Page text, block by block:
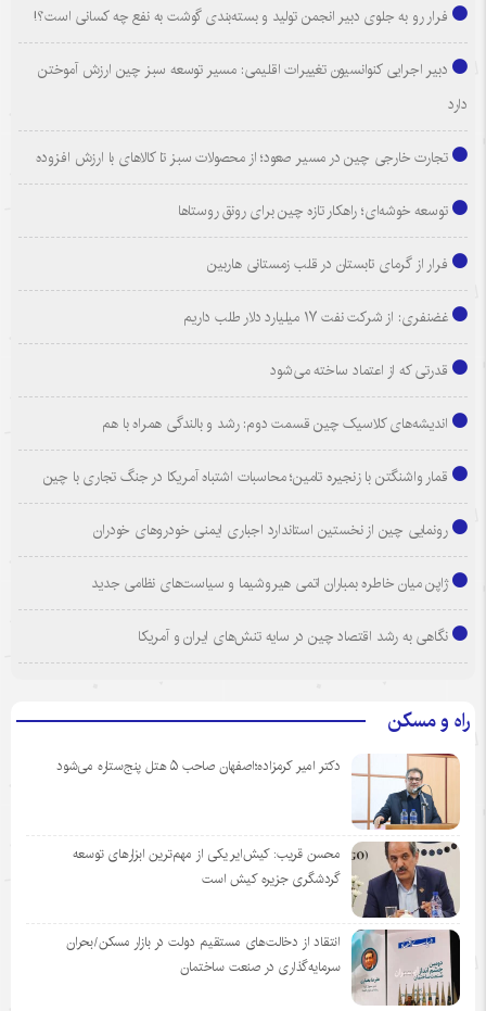
فرار رو به جلوی دبیر انجمن تولید و بسته‌بندی گوشت به نفع چه کسانی است؟!
دبیر اجرایی کنوانسیون تغییرات اقلیمی: مسیر توسعه سبز چین ارزش آموختن
دارد
تجارت خارجی چین در مسیر صعود؛ از محصولات سبز تا کالاهای با ارزش افزوده
توسعه خوشه‌ای؛ راهکار تازه چین برای رونق روستاها
فرار از گرمای تابستان در قلب زمستانی هاربین
غضنفری: از شرکت نفت ۱۷ میلیارد دلار طلب داریم
قدرتی که از اعتماد ساخته می‌شود
اندیشه‌های کلاسیک چین قسمت دوم: رشد و بالندگی همراه با هم
قمار واشنگتن با زنجیره تامین؛ محاسبات اشتباه آمریکا در جنگ تجاری با چین
رونمایی چین از نخستین استاندارد اجباری ایمنی خودروهای خودران
ژاپن میان خاطره بمباران اتمی هیروشیما و سیاست‌های نظامی جدید
نگاهی به رشد اقتصاد چین در سایه تنش‌های ایران و آمریکا
راه و مسکن
دکتر امیر کرمزاده؛اصفهان صاحب ۵ هتل پنج‌ستاره می‌شود
محسن قریب: کیش‌ایر یکی از مهم‌ترین ابزارهای توسعه
گردشگری جزیره کیش است
انتقاد از دخالت‌های مستقیم دولت در بازار مسکن/بحران
سرمایه‌گذاری در صنعت ساختمان